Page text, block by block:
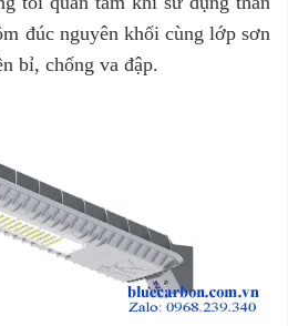
đúc nguyên khối cùng lớp sơn
bỉ, chống va đập.